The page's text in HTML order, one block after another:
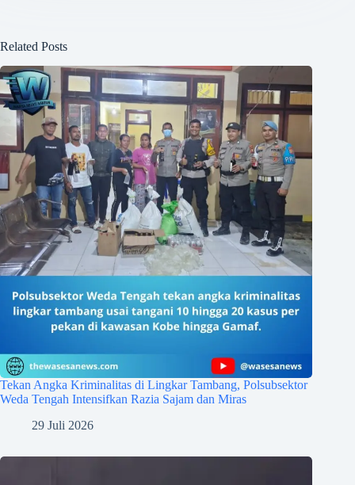
Related Posts
Tekan Angka Kriminalitas di Lingkar Tambang, Polsubsektor
Weda Tengah Intensifkan Razia Sajam dan Miras
29 Juli 2026